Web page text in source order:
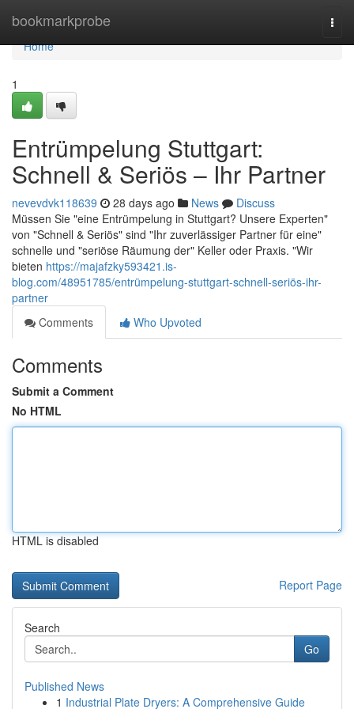
bookmarkprobe
Home
Home
1
Entrümpelung Stuttgart:
Schnell & Seriös – Ihr Partner
nevevdvk118639 28 days ago News
Discuss
Müssen Sie "eine Entrümpelung in Stuttgart? Unsere Experten"
von "Schnell & Seriös" sind "Ihr zuverlässiger Partner für eine"
schnelle und "seriöse Räumung der" Keller oder Praxis. "Wir
bieten https://majafzky593421.is-
blog.com/48951785/entrümpelung-stuttgart-schnell-seriös-ihr-
partner
Comments
Who Upvoted
Comments
Submit a Comment
No HTML
HTML is disabled
Report Page
Search
Go
Published News
1 Industrial Plate Dryers: A Comprehensive Guide